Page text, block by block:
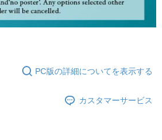
PC版の詳細についてを表示する
カスタマーサービス